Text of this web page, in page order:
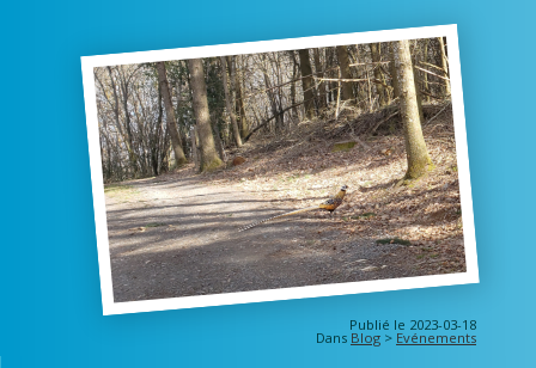
Publié le 2023-03-18
Dans Blog > Evénements